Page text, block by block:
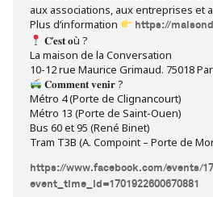
aux associations, aux entreprises et
Plus d’information
https://
𝐂’𝐞𝐬𝐭 𝐨ù ?
La maison de la Conversation
10-12 rue Maurice Grimaud. 75018
𝐂𝐨𝐦𝐦𝐞𝐧𝐭 𝐯𝐞𝐧𝐢𝐫 ?
Métro 4 (Porte de Clignancourt)
Métro 13 (Porte de Saint-Ouen)
Bus 60 et 95 (René Binet)
Tram T3B (A. Compoint – Porte de
https://www.facebook.com/events/
event_time_id=1701922600670881